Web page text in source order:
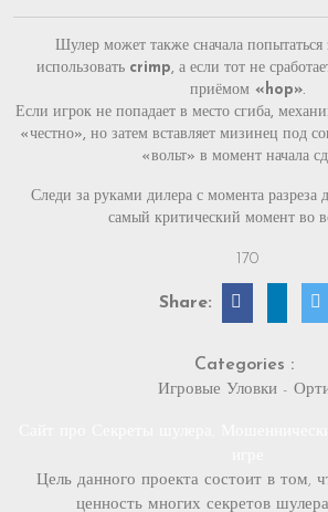
Шулер может также сначала попытаться
использовать crimp, а если тот не
приёмом«hop».
Если игрок не попадает в место сгиба,
«честно», но затем вставляет мизинец под
«вольт» в момент начала
Следи за руками дилера с момента разреза
самый критический момент во
170
Share:
Categories :
Игровые Уловки -
Цель данного проекта состоит в том,
ценность многих секретов